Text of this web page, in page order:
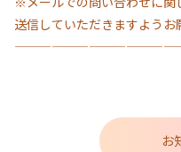
送信していただきますようお
お